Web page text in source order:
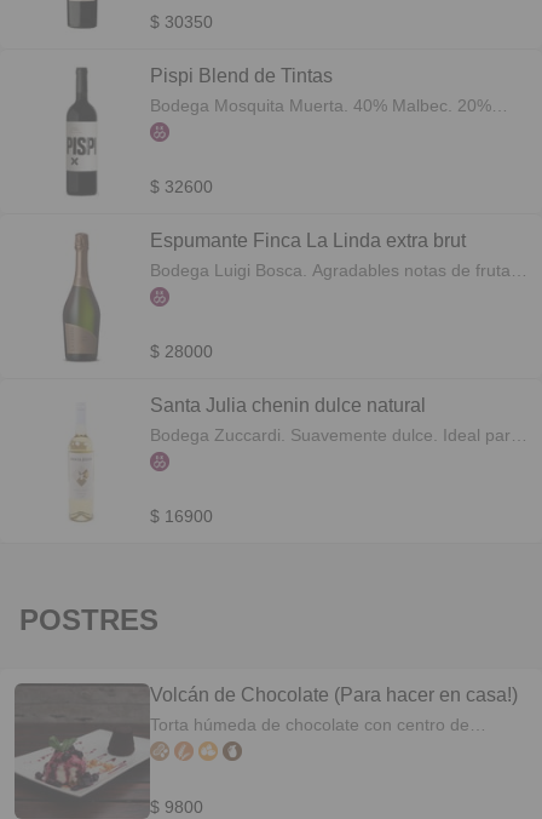
$ 30350
Pispi Blend de Tintas
Bodega Mosquita Muerta. 40% Malbec. 20%
Petit Verdot. 10% Cabernet Franc. 10% Merlot.
$ 32600
Espumante Finca La Linda extra brut
Bodega Luigi Bosca. Agradables notas de frutas
blancas y miel. Tiene una acidez refrescante que
tiempo que ostenta un paladar compacto,
$ 28000
Santa Julia chenin dulce natural
Bodega Zuccardi. Suavemente dulce. Ideal para
acompañar quesos, variados postres, o como
$ 16900
POSTRES
Volcán de Chocolate (Para hacer en casa!)
Torta húmeda de chocolate con centro de
chocolate tibio y helado de americana. >>>Para
mismo debe estar a temperatura ambiente. #1
$ 9800